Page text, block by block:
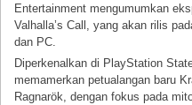
Entertainment mengumumkan
Valhalla’s Call, yang akan rilis
dan PC.
Diperkenalkan di PlayStation
memamerkan petualangan baru
Ragnarök, dengan fokus pada